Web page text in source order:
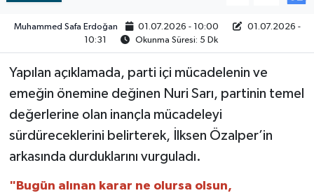
Muhammed Safa Erdoğan 01.07.2026 - 10:00
01.07.2026 -
10:31
Okunma Süresi: 5 Dk
Yapılan açıklamada, parti içi mücadelenin ve
emeğin önemine değinen Nuri Sarı, partinin temel
değerlerine olan inançla mücadeleyi
sürdüreceklerini belirterek, İlksen Özalper’in
arkasında durduklarını vurguladı.
"Bugün alınan karar ne olursa olsun,
SPOR
Video